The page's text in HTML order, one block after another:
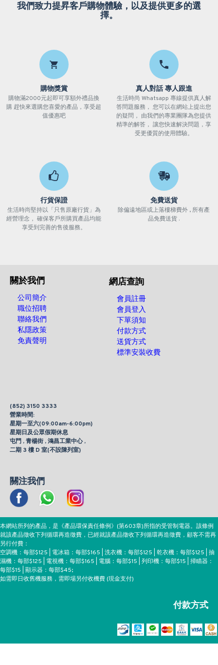
我們致力提昇客戶購物體驗，以及提供更多的選
擇。
購物獎賞
購物滿2000元起即可享額外禮品換
購 趕快來選購您喜愛的產品，享受超
值優惠吧
真人對話 專人跟進
生活時尚 Whatsapp 專線提供真人解
答問題服務， 您可以在網站上提出您
的疑問， 由我們的專業團隊為您提供
精準的解答， 讓您快速解決問題，享
受更優質的使用體驗。
行貨保證
生活時尚堅持以「只售原廠行貨」為
經營理念， 確保客戶所購買產品均能
享受到完善的售後服務。
免費送貨
除偏遠地區或上落樓梯費外 , 所有產
品免費送貨 .
關於我們
公司簡介
職位招聘
聯絡我們
私隱政策
免責聲明
網店查詢
會員註冊
會員登入
下單須知
付款方式
送貨方式
標準安裝收費
(852) 3150 3333
營業時間:
星期一至六(09:00am-6:00pm)
星期日及公眾假期休息
屯門 , 青楊街 , 鴻昌工業中心 ,
二期 3 樓 D 室(不設陳列室)
關注我們
本網站所列的產品，是《產品環保責任條例》(第603章)所指的受管制電器。該條例
就該產品徵收下列循環再造徵費，已經就該產品徵收下列循環再造徵費，顧客不需再
另行付費：
空調機：每部$125 | 電冰箱：每部$165 | 洗衣機：每部$125 | 乾衣機：每部$125 | 抽
濕機：每部$125 | 電視機：每部$165 | 電腦：每部$15 | 列印機：每部$15 | 掃瞄器：
每部$15 | 顯示器：每部$45;
如需即日收舊機服務，需即場另付收機費 (現金支付)
付款方式